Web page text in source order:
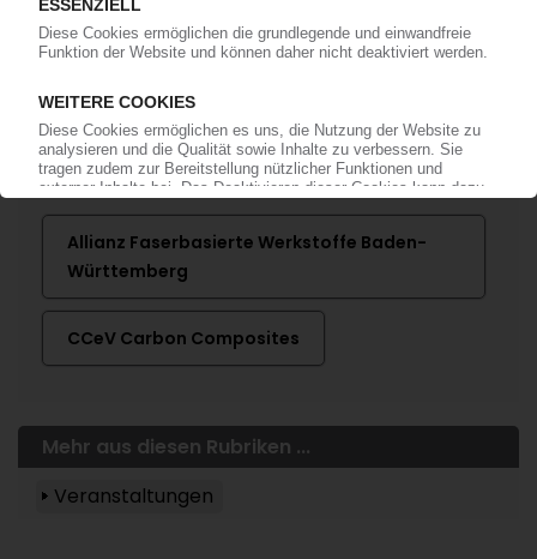
Mehr zu ...
Allianz Faserbasierte Werkstoffe Baden-
Württemberg
CCeV Carbon Composites
Mehr aus diesen Rubriken ...
Veranstaltungen